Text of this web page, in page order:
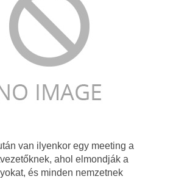
van ilyenkor egy meeting a
ahol elmondják a
és minden nemzetnek